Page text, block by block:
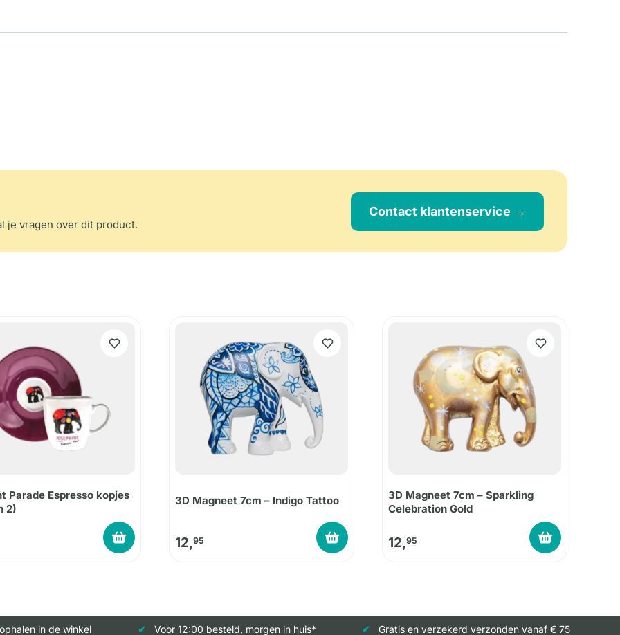
je vragen over dit product.
Contact klantenservice →
Parade Espresso kopjes
2)
3D Magneet 7cm – Indigo Tattoo
12,95
3D Magneet 7cm – Sparkling
Celebration Gold
12,95
in de winkel Voor 12:00 besteld, morgen in huis* Gratis en verzekerd verzonden vanaf € 75